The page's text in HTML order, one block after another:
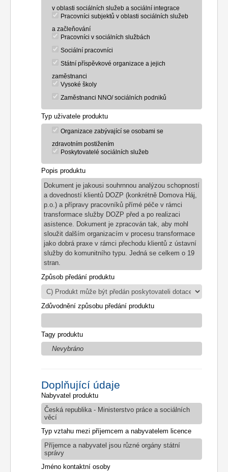
v oblasti sociálních služeb a sociální integrace
Pracovníci subjektů v oblasti sociálních služeb
a začleňování
Pracovníci v sociálních službách
Sociální pracovníci
Státní příspěvkové organizace a jejich
zaměstnanci
Vysoké školy
Zaměstnanci NNO/ sociálních podniků
Typ uživatele produktu
Organizace zabývající se osobami se
zdravotním postižením
Poskytovatelé sociálních služeb
Popis produktu
Dokument je jakousi souhrnnou analýzou schopností
a dovedností klientů DOZP (konkrétně Domova Háj,
p.o.) a přípravy pracovníků přímé péče v rámci
transformace služby DOZP před a po realizaci
asistence. Dokument je zpracován tak, aby mohl
sloužit dalším organizacím v procesu transformace
jako dobrá praxe v rámci přechodu klientů z ústavní
služby do komunitního typu. Jedná se celkem o 19
stran.
Způsob předání produktu
Zdůvodnění způsobu předání produktu
Tagy produktu
Nevybráno
Doplňující údaje
Nabyvatel produktu
Česká republika - Ministerstvo práce a sociálních
věcí
Typ vztahu mezi příjemcem a nabyvatelem licence
Příjemce a nabyvatel jsou různé orgány státní
správy
Jméno kontaktní osoby